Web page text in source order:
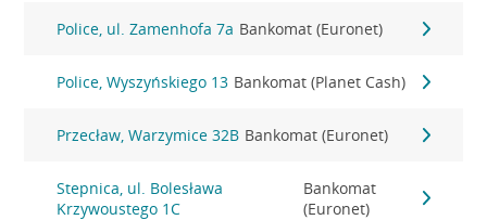
Police, ul. Zamenhofa 7a Bankomat (Euronet)
Police, Wyszyńskiego 13 Bankomat (Planet Cash)
Przecław, Warzymice 32B Bankomat (Euronet)
Stepnica, ul. Bolesława
Krzywoustego 1C
Bankomat
(Euronet)